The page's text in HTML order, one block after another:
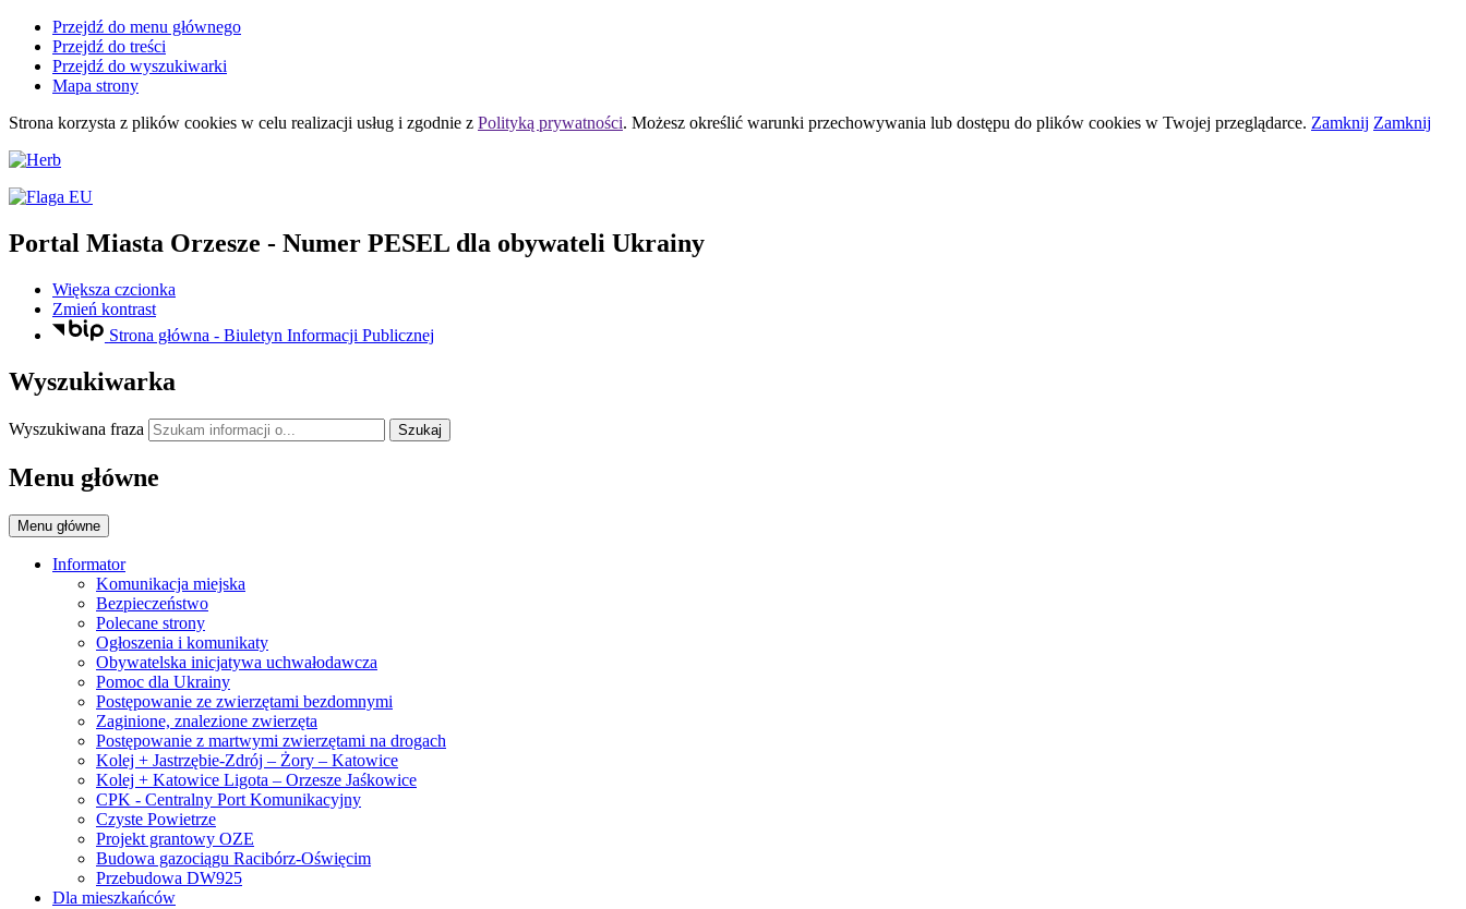
Przejdź do menu głównego
Przejdź do treści
Przejdź do wyszukiwarki
Mapa strony
Strona korzysta z plików cookies w celu realizacji usług i zgodnie z Polityką prywatności. Możesz określić warunki przechowywania lub dostępu do plików cookies w Twojej przeglądarce. Zamknij Zamknij
Portal Miasta Orzesze - Numer PESEL dla obywateli Ukrainy
Większa czcionka
Zmień kontrast
Strona główna - Biuletyn Informacji Publicznej
Wyszukiwarka
Wyszukiwana fraza Szukaj
Menu główne
Menu główne
Informator
Komunikacja miejska
Bezpieczeństwo
Polecane strony
Ogłoszenia i komunikaty
Obywatelska inicjatywa uchwałodawcza
Pomoc dla Ukrainy
Postępowanie ze zwierzętami bezdomnymi
Zaginione, znalezione zwierzęta
Postępowanie z martwymi zwierzętami na drogach
Kolej + Jastrzębie-Zdrój – Żory – Katowice
Kolej + Katowice Ligota – Orzesze Jaśkowice
CPK - Centralny Port Komunikacyjny
Czyste Powietrze
Projekt grantowy OZE
Budowa gazociągu Racibórz-Oświęcim
Przebudowa DW925
Dla mieszkańców